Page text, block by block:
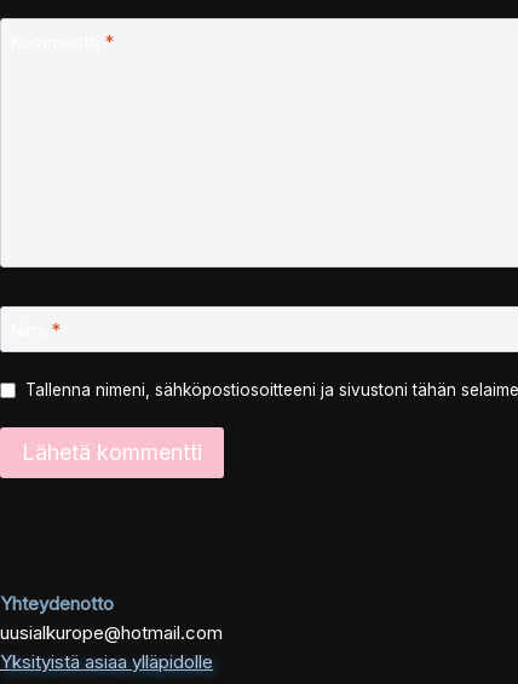
*
*
Tallenna nimeni, sähköpostiosoitteeni ja sivustoni tähän
Yhteydenotto
uusialkurope@hotmail.com
Yksityistä asiaa ylläpidolle